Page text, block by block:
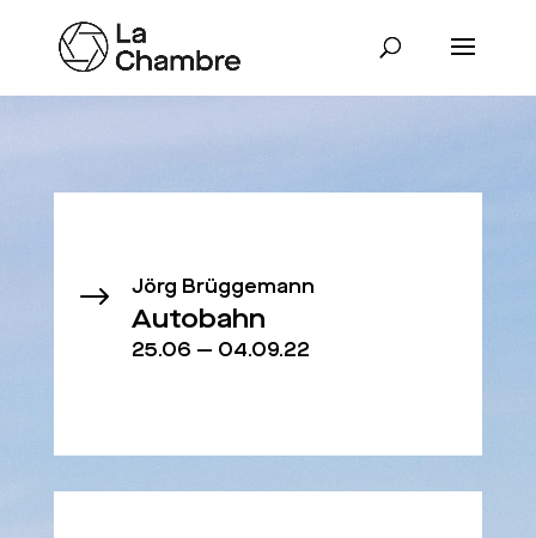
$ Jörg Brüggemann
Autobahn
25.06 — 04.09.22